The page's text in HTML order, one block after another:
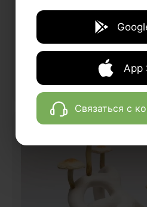
App
Связаться с
Черная лисичка —